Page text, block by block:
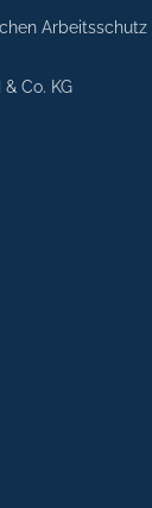
Arbeitsschutz
Co. KG